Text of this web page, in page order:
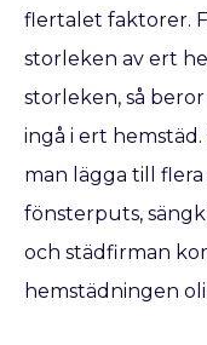
flertalet faktorer.
storleken av ert
storleken, så
ingå i ert hemstäd.
man lägga till
fönsterputs,
och städfirman
hemstädningen